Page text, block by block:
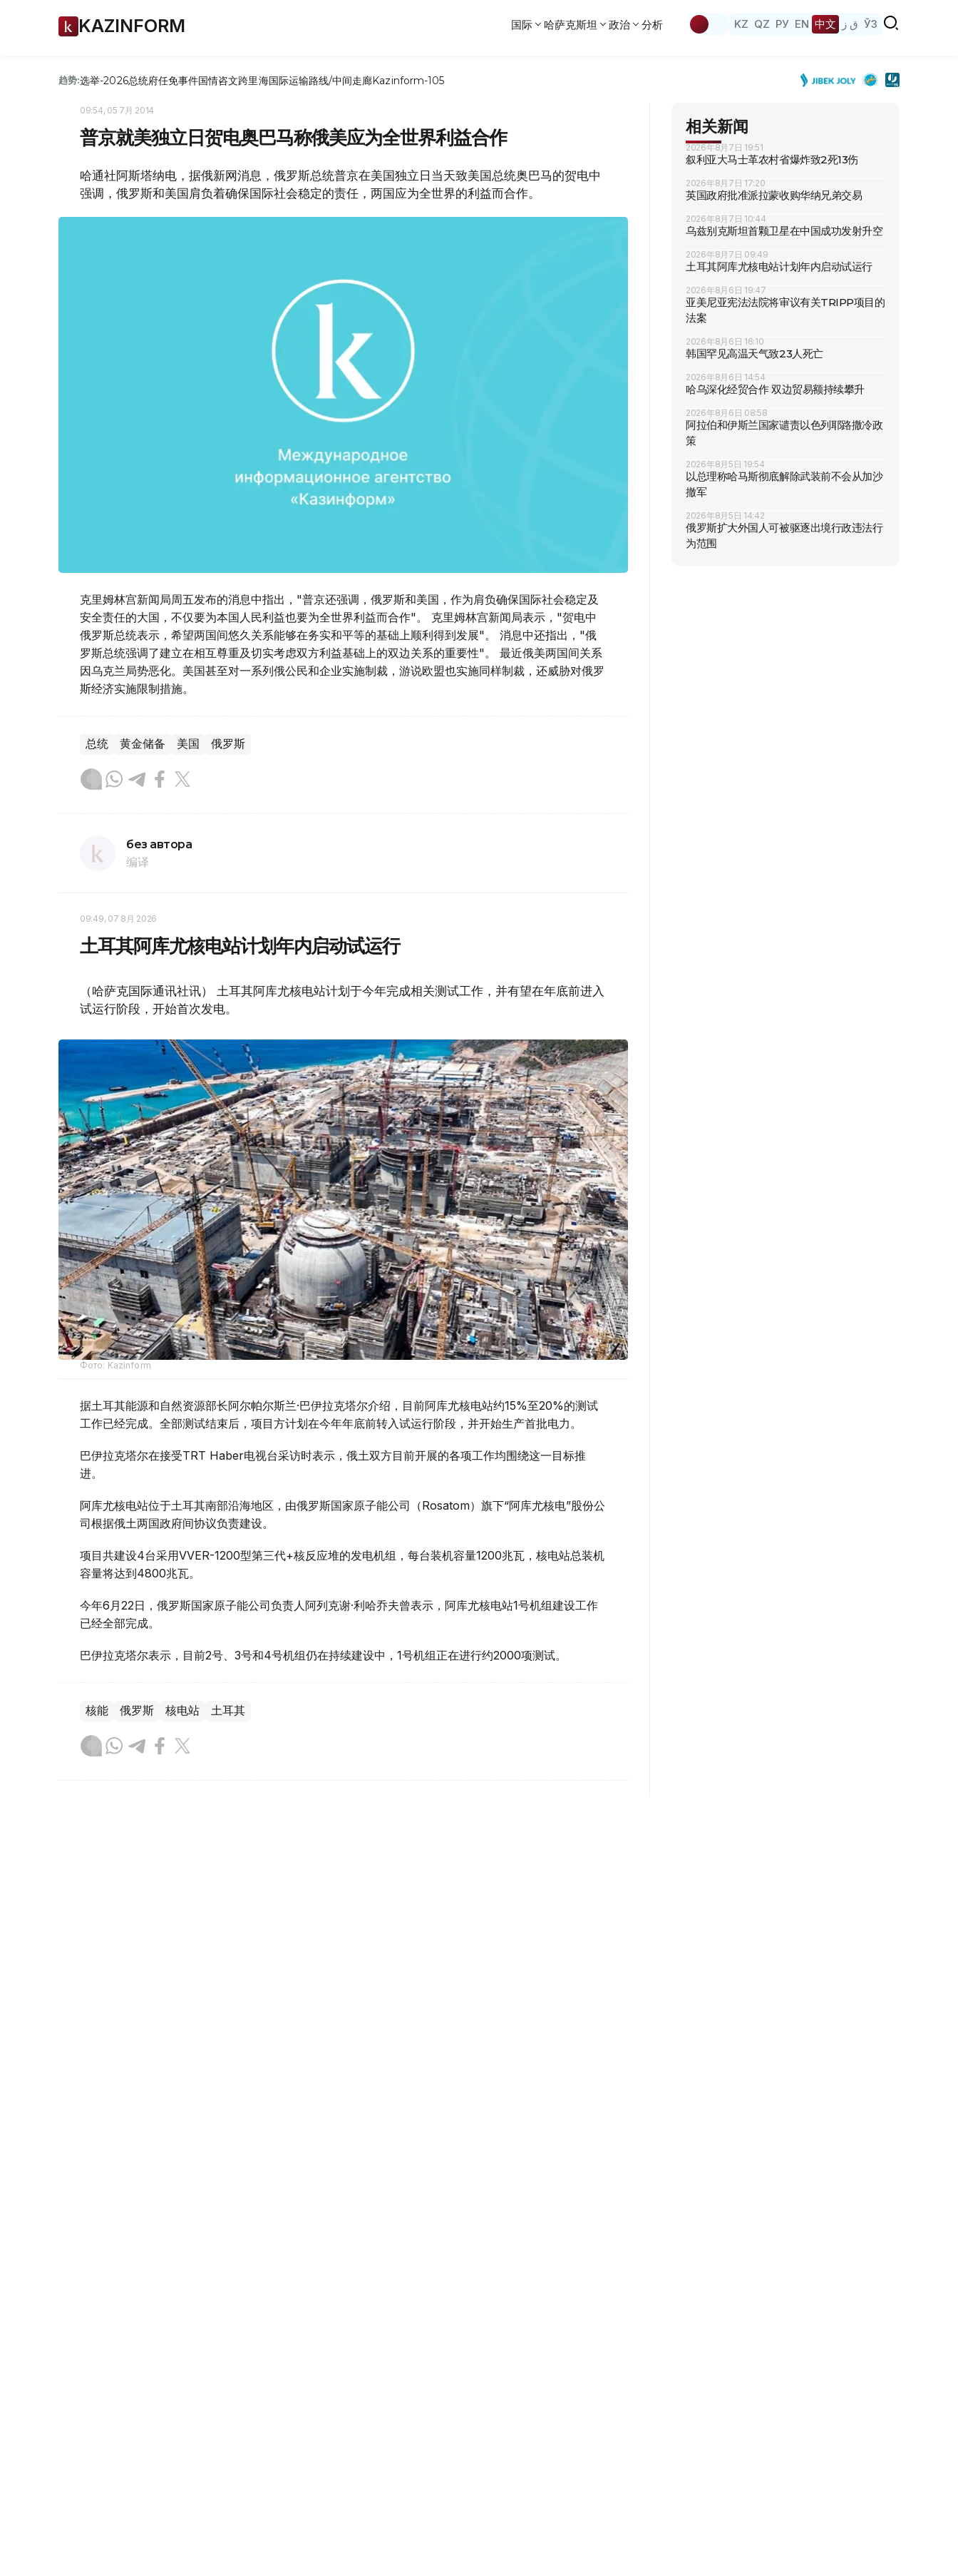
KAZINFORM 国际 哈萨克斯坦 政治 分析 KZ QZ РУ EN 中文 ق ز ЎЗ
趋势:选举-2026总统府任免事件国情咨文跨里海国际运输路线/中间走廊Kazinform-105
09:54, 05 7月 2014
普京就美独立日贺电奥巴马称俄美应为全世界利益合作
哈通社阿斯塔纳电，据俄新网消息，俄罗斯总统普京在美国独立日当天致美国总统奥巴马的贺电中
强调，俄罗斯和美国肩负着确保国际社会稳定的责任，两国应为全世界的利益而合作。
克里姆林宫新闻局周五发布的消息中指出，"普京还强调，俄罗斯和美国，作为肩负确保国际社会稳定及
安全责任的大国，不仅要为本国人民利益也要为全世界利益而合作"。 克里姆林宫新闻局表示，"贺电中
俄罗斯总统表示，希望两国间悠久关系能够在务实和平等的基础上顺利得到发展"。 消息中还指出，"俄
罗斯总统强调了建立在相互尊重及切实考虑双方利益基础上的双边关系的重要性"。 最近俄美两国间关系
因乌克兰局势恶化。美国甚至对一系列俄公民和企业实施制裁，游说欧盟也实施同样制裁，还威胁对俄罗
斯经济实施限制措施。
总统 黄金储备 美国 俄罗斯
без автора
编译
09:49, 07 8月 2026
土耳其阿库尤核电站计划年内启动试运行
（哈萨克国际通讯社讯） 土耳其阿库尤核电站计划于今年完成相关测试工作，并有望在年底前进入
试运行阶段，开始首次发电。
Фото: Kazinform
据土耳其能源和自然资源部长阿尔帕尔斯兰·巴伊拉克塔尔介绍，目前阿库尤核电站约15%至20%的测试
工作已经完成。全部测试结束后，项目方计划在今年年底前转入试运行阶段，并开始生产首批电力。
巴伊拉克塔尔在接受TRT Haber电视台采访时表示，俄土双方目前开展的各项工作均围绕这一目标推
进。
阿库尤核电站位于土耳其南部沿海地区，由俄罗斯国家原子能公司（Rosatom）旗下“阿库尤核电”股份公
司根据俄土两国政府间协议负责建设。
项目共建设4台采用VVER-1200型第三代+核反应堆的发电机组，每台装机容量1200兆瓦，核电站总装机
容量将达到4800兆瓦。
今年6月22日，俄罗斯国家原子能公司负责人阿列克谢·利哈乔夫曾表示，阿库尤核电站1号机组建设工作
已经全部完成。
巴伊拉克塔尔表示，目前2号、3号和4号机组仍在持续建设中，1号机组正在进行约2000项测试。
核能 俄罗斯 核电站 土耳其
相关新闻
2026年8月7日 19:51
叙利亚大马士革农村省爆炸致2死13伤
2026年8月7日 17:20
英国政府批准派拉蒙收购华纳兄弟交易
2026年8月7日 10:44
乌兹别克斯坦首颗卫星在中国成功发射升空
2026年8月7日 09:49
土耳其阿库尤核电站计划年内启动试运行
2026年8月6日 19:47
亚美尼亚宪法法院将审议有关TRIPP项目的
法案
2026年8月6日 16:10
韩国罕见高温天气致23人死亡
2026年8月6日 14:54
哈乌深化经贸合作 双边贸易额持续攀升
2026年8月6日 08:58
阿拉伯和伊斯兰国家谴责以色列耶路撒冷政
策
2026年8月5日 19:54
以总理称哈马斯彻底解除武装前不会从加沙
撤军
2026年8月5日 14:42
俄罗斯扩大外国人可被驱逐出境行政违法行
为范围